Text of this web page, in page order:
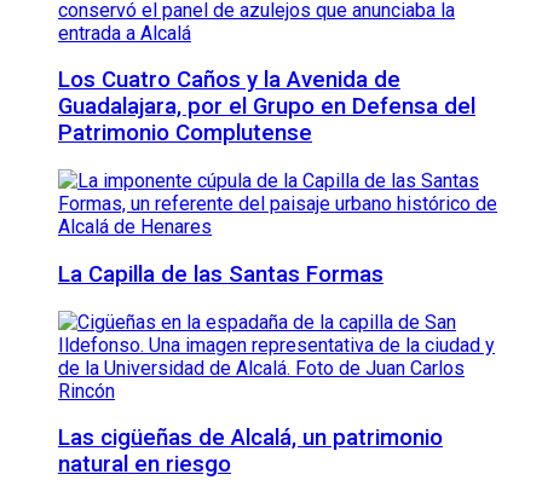
Los Cuatro Caños y la Avenida de
Guadalajara, por el Grupo en Defensa del
Patrimonio Complutense
La Capilla de las Santas Formas
Las cigüeñas de Alcalá, un patrimonio
natural en riesgo